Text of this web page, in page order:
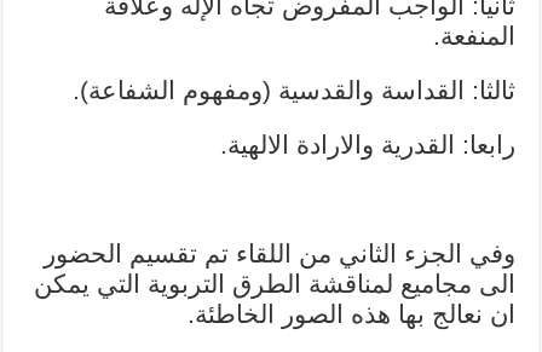
ثانيا: الواجب المفروض تجاه الإله وعلاقة
المنفعة.
ثالثا: القداسة والقدسية (ومفهوم الشفاعة).
رابعا: القدرية والارادة الالهية.
وفي الجزء الثاني من اللقاء تم تقسيم الحضور
الى مجاميع لمناقشة الطرق التربوية التي يمكن
ان نعالج بها هذه الصور الخاطئة.